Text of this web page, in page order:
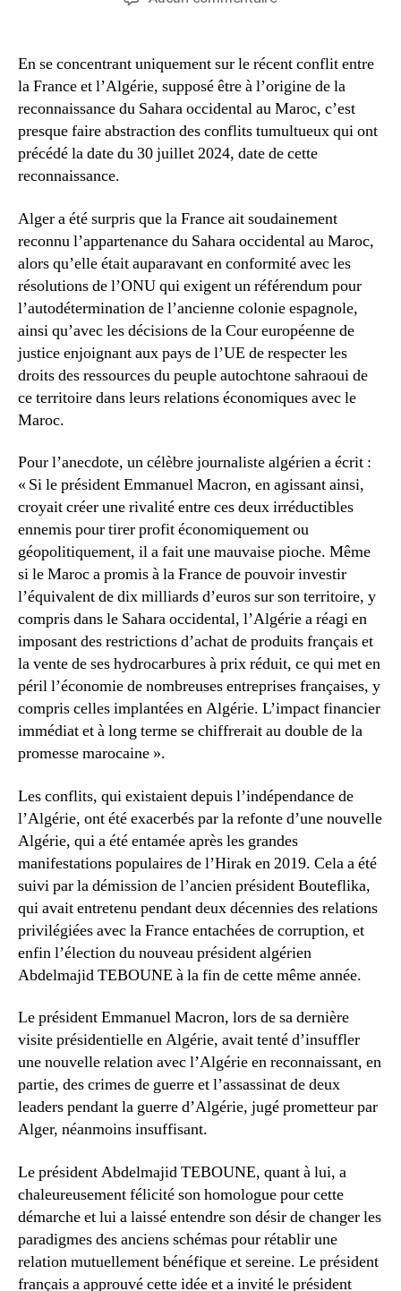
FRANCE,
fausses
vraies
raisons
des
En se concentrant uniquement sur le récent conflit entre
la France et l’Algérie, supposé être à l’origine de la
reconnaissance du Sahara occidental au Maroc, c’est
presque faire abstraction des conflits tumultueux qui ont
précédé la date du 30 juillet 2024, date de cette
reconnaissance.
Alger a été surpris que la France ait soudainement
reconnu l’appartenance du Sahara occidental au Maroc,
alors qu’elle était auparavant en conformité avec les
résolutions de l’ONU qui exigent un référendum pour
l’autodétermination de l’ancienne colonie espagnole,
ainsi qu’avec les décisions de la Cour européenne de
justice enjoignant aux pays de l’UE de respecter les
droits des ressources du peuple autochtone sahraoui de
ce territoire dans leurs relations économiques avec le
Maroc.
Pour l’anecdote, un célèbre journaliste algérien a écrit :
« Si le président Emmanuel Macron, en agissant ainsi,
croyait créer une rivalité entre ces deux irréductibles
ennemis pour tirer profit économiquement ou
géopolitiquement, il a fait une mauvaise pioche. Même
si le Maroc a promis à la France de pouvoir investir
l’équivalent de dix milliards d’euros sur son territoire, y
compris dans le Sahara occidental, l’Algérie a réagi en
imposant des restrictions d’achat de produits français et
la vente de ses hydrocarbures à prix réduit, ce qui met en
péril l’économie de nombreuses entreprises françaises, y
compris celles implantées en Algérie. L’impact financier
immédiat et à long terme se chiffrerait au double de la
promesse marocaine ».
Les conflits, qui existaient depuis l’indépendance de
l’Algérie, ont été exacerbés par la refonte d’une nouvelle
Algérie, qui a été entamée après les grandes
manifestations populaires de l’Hirak en 2019. Cela a été
suivi par la démission de l’ancien président Bouteflika,
qui avait entretenu pendant deux décennies des relations
privilégiées avec la France entachées de corruption, et
enfin l’élection du nouveau président algérien
Abdelmajid TEBOUNE à la fin de cette même année.
Le président Emmanuel Macron, lors de sa dernière
visite présidentielle en Algérie, avait tenté d’insuffler
une nouvelle relation avec l’Algérie en reconnaissant, en
partie, des crimes de guerre et l’assassinat de deux
leaders pendant la guerre d’Algérie, jugé prometteur par
Alger, néanmoins insuffisant.
Le président Abdelmajid TEBOUNE, quant à lui, a
chaleureusement félicité son homologue pour cette
démarche et lui a laissé entendre son désir de changer les
paradigmes des anciens schémas pour rétablir une
relation mutuellement bénéfique et sereine. Le président
français a approuvé cette idée et a invité le président